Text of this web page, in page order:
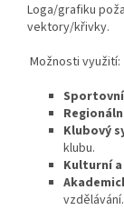
Loga/grafiku
vektory/křivky.
Možnosti využití:
Klubový
klubu.
Kulturní
vzdělávání.